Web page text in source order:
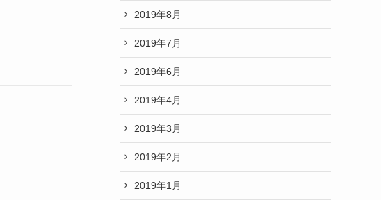
2019年8月
2019年7月
2019年6月
2019年4月
2019年3月
2019年2月
2019年1月